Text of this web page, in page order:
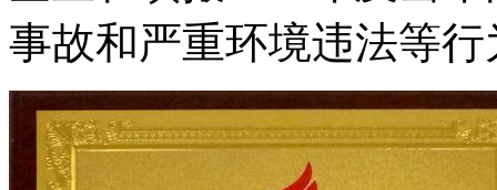
事故和严重环境违法等行